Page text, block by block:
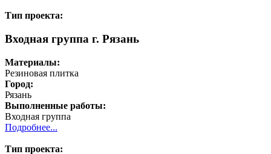
Тип проекта:
Входная группа г. Рязань
Материалы:
Резиновая плитка
Город:
Рязань
Выполненные работы:
Входная группа
Подробнее...
Тип проекта: